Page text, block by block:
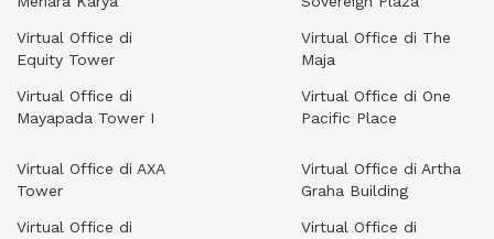
Virtual Office di
Equity Tower
Virtual Office di
Mayapada Tower I
Virtual Office di The
Maja
Virtual Office di One
Pacific Place
Virtual Office di AXA
Tower
Virtual Office di
Virtual Office di Artha
Graha Building
Virtual Office di